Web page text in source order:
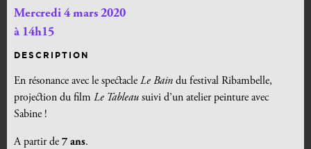
Mercredi 4 mars 2020
à 14h15
DESCRIPTION
En résonance avec le spectacle Le Bain du festival Ribambelle,
projection du film Le Tableau suivi d’un atelier peinture avec
Sabine !
A partir de 7 ans.